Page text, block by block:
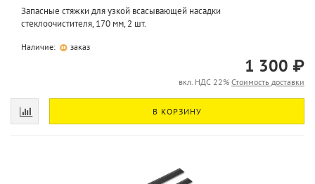
Запасные стяжки для узкой всасывающей насадки
стеклоочистителя, 170 мм, 2 шт.
Наличие: заказ
1 300 ₽
вкл. НДС 22% Стоимость доставки
В КОРЗИНУ